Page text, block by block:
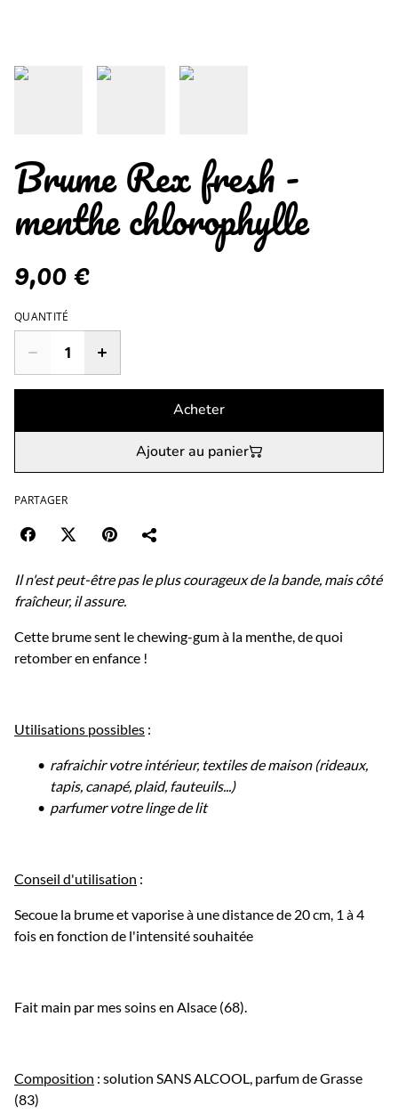
Brume Rex fresh -
menthe chlorophylle
9,00 €
QUANTITÉ
Acheter
Ajouter au panier
PARTAGER
Il n'est peut-être pas le plus courageux de la bande, mais côté
fraîcheur, il assure.
Cette brume sent le chewing-gum à la menthe, de quoi
retomber en enfance !
Utilisations possibles :
rafraichir votre intérieur, textiles de maison (rideaux,
tapis, canapé, plaid, fauteuils...)
parfumer votre linge de lit
Conseil d'utilisation :
Secoue la brume et vaporise à une distance de 20 cm, 1 à 4
fois en fonction de l'intensité souhaitée
Fait main par mes soins en Alsace (68).
Composition : solution SANS ALCOOL, parfum de Grasse
(83)